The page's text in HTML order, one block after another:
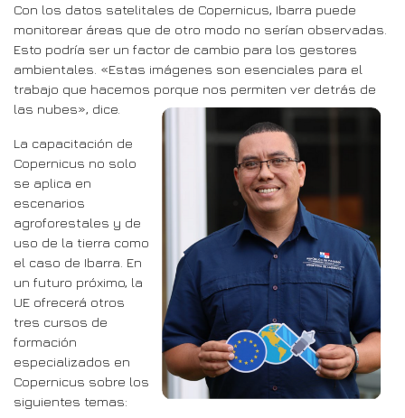
Con los datos satelitales de Copernicus, Ibarra puede
monitorear áreas que de otro modo no serían observadas.
Esto podría ser un factor de cambio para los gestores
ambientales. «Estas imágenes son esenciales para el
trabajo que hacemos porque nos permiten ver detrás de
las nubes», dice.
La capacitación de
Copernicus no solo
se aplica en
escenarios
agroforestales y de
uso de la tierra como
el caso de Ibarra. En
un futuro próximo, la
UE ofrecerá otros
tres cursos de
formación
especializados en
Copernicus sobre los
siguientes temas: